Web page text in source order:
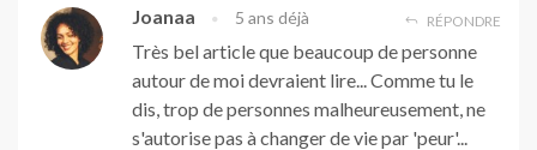
Joanaa 5 ans déjà RÉPONDRE
Très bel article que beaucoup de personne
autour de moi devraient lire... Comme tu le
dis, trop de personnes malheureusement, ne
s'autorise pas à changer de vie par 'peur'...